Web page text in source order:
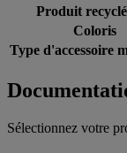
Produit
Coloris
Type d'accessoire
Sélectionnez votre